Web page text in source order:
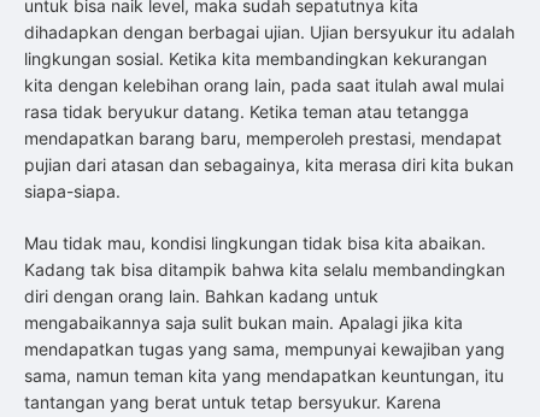
untuk bisa naik level, maka sudah sepatutnya kita
dihadapkan dengan berbagai ujian. Ujian bersyukur itu adalah
lingkungan sosial. Ketika kita membandingkan kekurangan
kita dengan kelebihan orang lain, pada saat itulah awal mulai
rasa tidak beryukur datang. Ketika teman atau tetangga
mendapatkan barang baru, memperoleh prestasi, mendapat
pujian dari atasan dan sebagainya, kita merasa diri kita bukan
siapa-siapa.
Mau tidak mau, kondisi lingkungan tidak bisa kita abaikan.
Kadang tak bisa ditampik bahwa kita selalu membandingkan
diri dengan orang lain. Bahkan kadang untuk
mengabaikannya saja sulit bukan main. Apalagi jika kita
mendapatkan tugas yang sama, mempunyai kewajiban yang
sama, namun teman kita yang mendapatkan keuntungan, itu
tantangan yang berat untuk tetap bersyukur. Karena